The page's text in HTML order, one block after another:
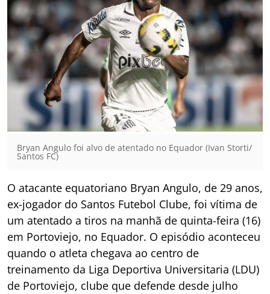
Bryan Angulo foi alvo de atentado no Equador (Ivan Storti/
Santos FC)
O atacante equatoriano Bryan Angulo, de 29 anos,
ex-jogador do Santos Futebol Clube, foi vítima de
um atentado a tiros na manhã de quinta-feira (16)
em Portoviejo, no Equador. O episódio aconteceu
quando o atleta chegava ao centro de
treinamento da Liga Deportiva Universitaria (LDU)
de Portoviejo, clube que defende desde julho